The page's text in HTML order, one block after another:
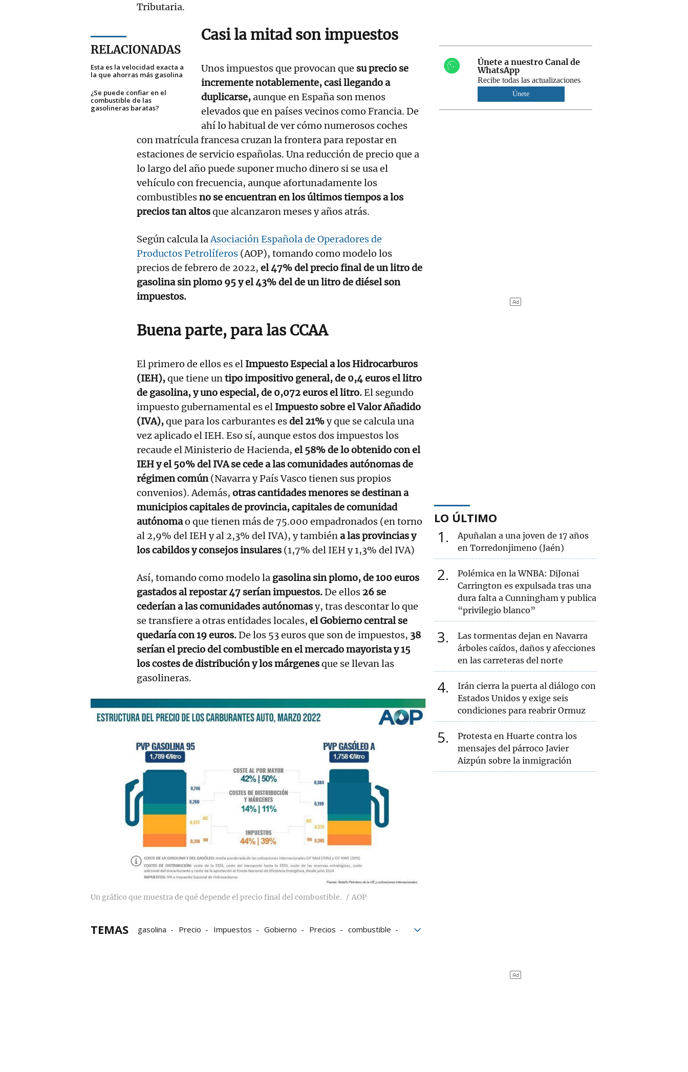
Tributaria.
RELACIONADAS
Esta es la velocidad exacta a
la que ahorras más gasolina
¿Se puede confiar en el
combustible de las
gasolineras baratas?
Casi la mitad son impuestos
Unos impuestos que provocan que su precio se
incremente notablemente, casi llegando a
duplicarse,aunque en España son menos
elevados que en países vecinos como Francia. De
ahí lo habitual de ver cómo numerosos coches
con matrícula francesa cruzan la frontera para repostar en
estaciones de servicio españolas. Una reducción de precio que a
lo largo del año puede suponer mucho dinero si se usa el
vehículo con frecuencia, aunque afortunadamente los
combustiblesno se encuentran en los últimos tiempos a los
precios tan altosque alcanzaron meses y años atrás.
Según calcula laAsociación Española de Operadores de
Productos Petrolíferos (AOP), tomando como modelo los
precios de febrero de 2022, el 47% del precio final de un litro de
gasolina sin plomo 95 y el 43% del de un litro de diésel son
impuestos.
Buena parte, para las CCAA
El primero de ellos es el Impuesto Especial a los Hidrocarburos
(IEH),que tiene untipo impositivo general, de 0,4 euros el litro
de gasolina, y uno especial, de 0,072 euros el litro.El segundo
impuesto gubernamental es el Impuesto sobre el Valor Añadido
(IVA),que para los carburantes esdel 21%y que se calcula una
vez aplicado el IEH. Eso sí, aunque estos dos impuestos los
recaude el Ministerio de Hacienda, el 58% de lo obtenido con el
IEH y el 50% del IVA se cede a las comunidades autónomas de
régimen común(Navarra y País Vasco tienen sus propios
convenios). Además, otras cantidades menores se destinan a
municipios capitales de provincia, capitales de comunidad
autónomao que tienen más de 75.000 empadronados (en torno
al 2,9% del IEH y al 2,3% del IVA), y tambiéna las provincias y
los cabildos y consejos insulares (1,7% del IEH y 1,3% del IVA)
Así, tomando como modelo la gasolina sin plomo, de 100 euros
gastados al repostar 47 serían impuestos.De ellos 26 se
cederían a las comunidades autónomasy, tras descontar lo que
se transfiere a otras entidades locales, el Gobierno central se
quedaría con 19 euros.De los 53 euros que son de impuestos, 38
serían el precio del combustible en el mercado mayorista y 15
los costes de distribución y los márgenesque se llevan las
gasolineras.
Un gráfico que muestra de qué depende el precio final del combustible. AOP
TEMAS gasolina Precio Impuestos Gobierno Precios
combustible
Únete a nuestro Canal de
WhatsApp
Recibe todas las actualizaciones
Únete
LO ÚLTIMO
1
Apuñalan a una joven de 17 años
en Torredonjimeno (Jaén)
2
Polémica en la WNBA: DiJonai
Carrington es expulsada tras una
dura falta a Cunningham y publica
“privilegio blanco”
3
Las tormentas dejan en Navarra
árboles caídos, daños y afecciones
en las carreteras del norte
4
Irán cierra la puerta al diálogo con
Estados Unidos y exige seis
condiciones para reabrir Ormuz
5
Protesta en Huarte contra los
mensajes del párroco Javier
Aizpún sobre la inmigración